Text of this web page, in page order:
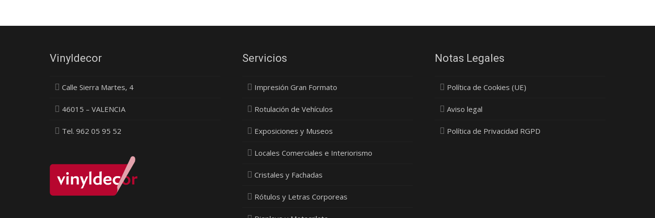
Vinyldecor
Calle Sierra Martes, 4
46015 – VALENCIA
Tel. 962 05 95 52
Servicios
Impresión Gran Formato
Rotulación de Vehículos
Exposiciones y Museos
Locales Comerciales e Interiorismo
Cristales y Fachadas
Rótulos y Letras Corporeas
Notas Legales
Política de Cookies (UE)
Aviso legal
Política de Privacidad RGPD